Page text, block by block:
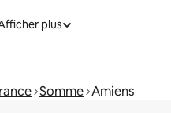
plus
Somme Amiens